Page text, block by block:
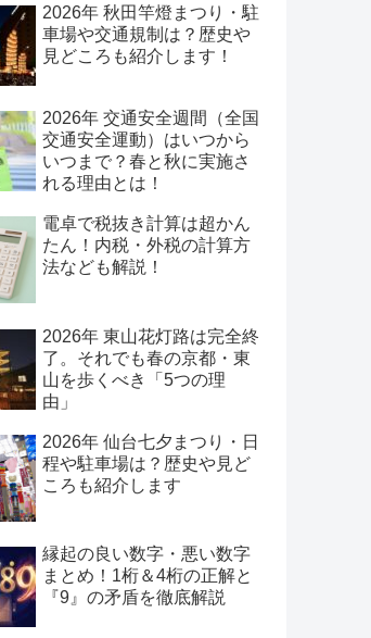
2026年 秋田竿燈まつり・駐
車場や交通規制は？歴史や
見どころも紹介します！
2026年 交通安全週間（全国
交通安全運動）はいつから
いつまで？春と秋に実施さ
れる理由とは！
電卓で税抜き計算は超かん
たん！内税・外税の計算方
法なども解説！
2026年 東山花灯路は完全終
了。それでも春の京都・東
山を歩くべき「5つの理
由」
2026年 仙台七夕まつり・日
程や駐車場は？歴史や見ど
ころも紹介します
縁起の良い数字・悪い数字
まとめ！1桁＆4桁の正解と
『9』の矛盾を徹底解説